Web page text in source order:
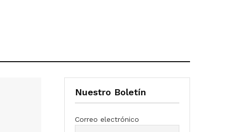
Nuestro Boletín
Correo electrónico